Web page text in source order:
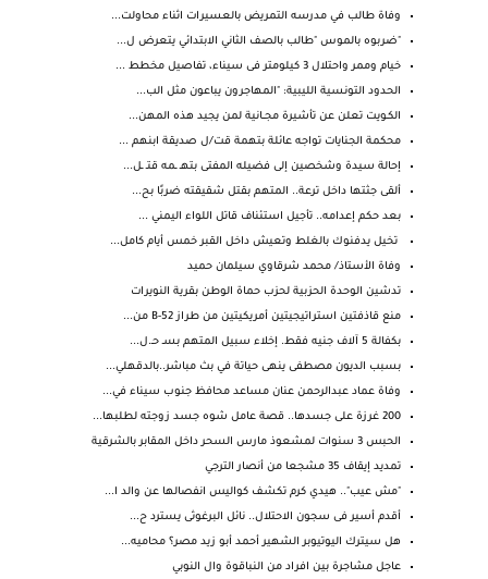
وفاة طالب في مدرسه التمريض بالعسيرات اثناء محاولت...
"ضربوه بالموس "طالب بالصف الثاني الابتدائي يتعرض ل...
خيام وممر واحتلال 3 كيلومتر فى سيناء، تفاصيل مخطط ...
الحدود التونسية الليبية: "المهاجرون يباعون مثل الب...
الكـويت تعلن عن تأشيرة مجــانية لمن يجيد هذه المهن...
محكمة الجنايات تواجه عائلة بتهمة قت/ل صديقة ابنهم ...
إحالة سيدة وشخصين إلى فضيله المفتى بتهـ ـمه قتـ ـل...
ألقى جثتها داخل ترعة.. المتهم بقتل شقيقته ضربًا بح...
بعد حكم إعدامه.. تأجيل استئناف قاتل اللواء اليمني ...
تخيل يدفنوك بالغلط وتعيش داخل القبر خمس أيام كامل...
وفاة الأستاذ/ محمد شرقاوي سيلمان حميد
تدشين الوحدة الحزبية لحزب حماة الوطن بقرية النويرات
منع قاذفتين استراتيجيتين أمريكيتين من طراز B-52 من...
بكفالة 5 آلاف جنيه فقط. إخلاء سبيل المتهم بسـ حـ.ل...
بسبب الديون مصطفى ينهى حياتة في بث مباشر..بالدقهلي...
وفاة عماد عبدالرحمن عنان مساعد محافظ جنوب سيناء في...
200 غرزة على جسدها.. قصة عامل شوه جسد زوجته لطلبها...
الحبس 3 سنوات لمشعوذ مارس السحر داخل المقابر بالشرقية
تمديد إيقاف 35 مشجعا من أنصار الترجي
"مش عيب".. هيدي كرم تكشف كواليس انفصالها عن والد ا...
أقدم أسير فى سجون الاحتلال.. نائل البرغوثى يسترد ح...
هل سيترك اليوتيوبر الشهير أحمد أبو زيد مصر؟ محاميه...
عاجل مشاجرة بين افراد من النباقوة وال النوبي